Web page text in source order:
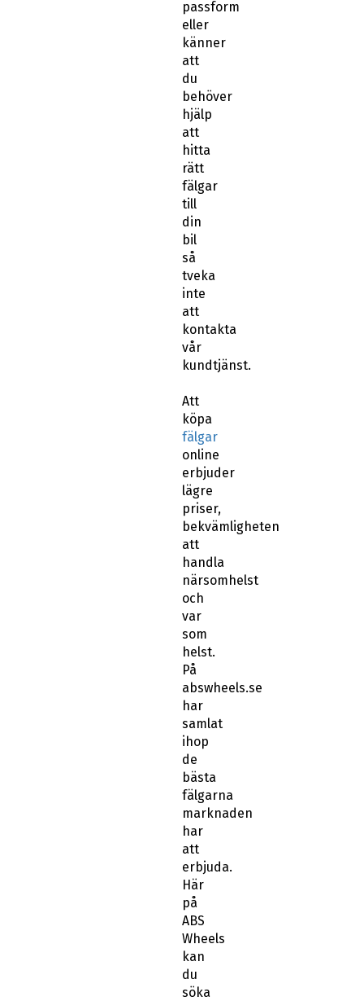
passform
eller
känner
att
du
behöver
hjälp
att
hitta
rätt
fälgar
till
din
bil
så
tveka
inte
att
kontakta
vår
kundtjänst.
Att
köpa
fälgar
online
erbjuder
lägre
priser,
bekvämligheten
att
handla
närsomhelst
och
var
som
helst.
På
abswheels.se
har
samlat
ihop
de
bästa
fälgarna
marknaden
har
att
erbjuda.
Här
på
ABS
Wheels
kan
du
söka